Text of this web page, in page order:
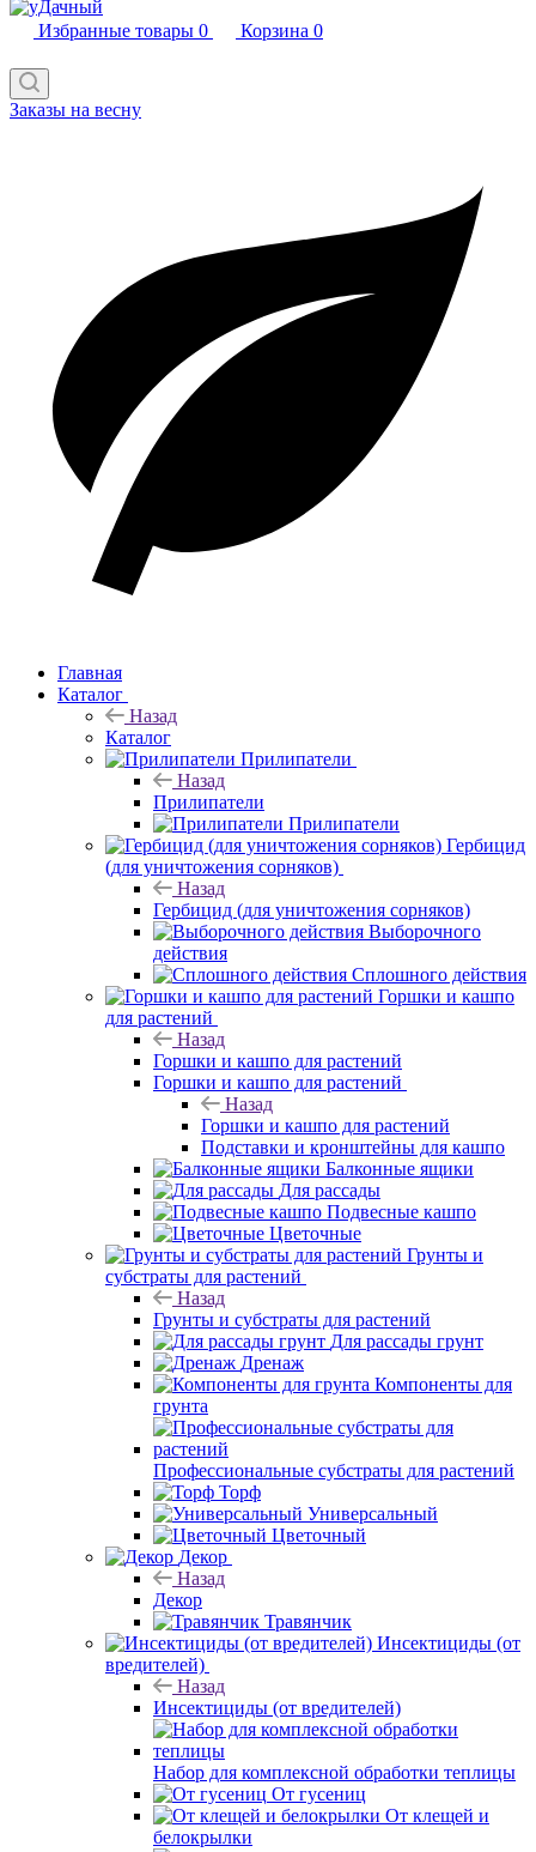
Избранные товары 0 Корзина 0
Заказы на весну
Главная
Каталог
Назад
Каталог
Прилипатели
Назад
Прилипатели
Прилипатели
Гербицид
(для уничтожения сорняков)
Назад
Гербицид (для уничтожения сорняков)
Выборочного
действия
Сплошного действия
Горшки и кашпо
для растений
Назад
Горшки и кашпо для растений
Горшки и кашпо для растений
Назад
Горшки и кашпо для растений
Подставки и кронштейны для кашпо
Балконные ящики
Для рассады
Подвесные кашпо
Цветочные
Грунты и
субстраты для растений
Назад
Грунты и субстраты для растений
Для рассады грунт
Дренаж
Компоненты для
грунта
Профессиональные субстраты для растений
Торф
Универсальный
Цветочный
Декор
Назад
Декор
Травянчик
Инсектициды (от
вредителей)
Назад
Инсектициды (от вредителей)
Набор для комплексной обработки теплицы
От гусениц
От клещей и
белокрылки